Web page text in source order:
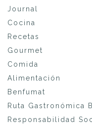
Journal
Cocina
Recetas
Gourmet
Comida
Alimentación
Benfumat
Ruta Gastronómica
Responsabilidad